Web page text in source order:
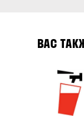
ВАС